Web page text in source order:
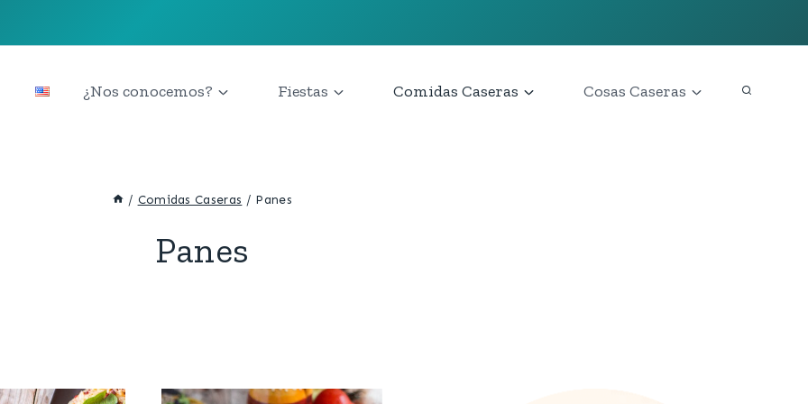
¿Nos conocemos? Fiestas Comidas Caseras Cosas Caseras
/ Comidas Caseras / Panes
Panes